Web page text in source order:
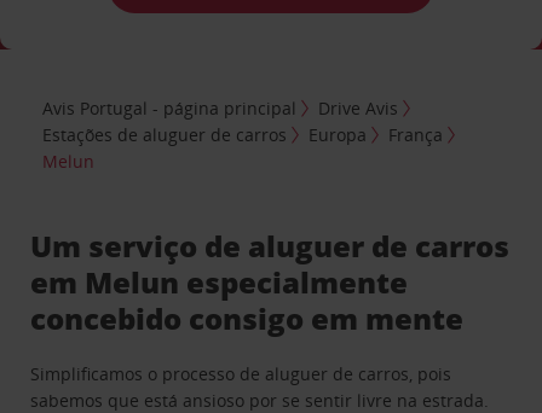
Avis Portugal - página principal
Drive Avis
Estações de aluguer de carros
Europa
França
Melun
Um serviço de aluguer de carros
em Melun especialmente
concebido consigo em mente
Simplificamos o processo de aluguer de carros, pois
sabemos que está ansioso por se sentir livre na estrada.